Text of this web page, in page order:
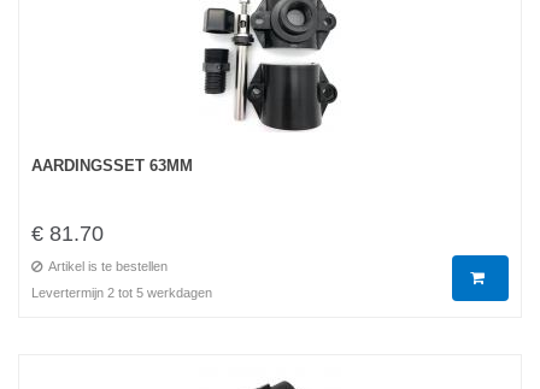
AARDINGSSET 63MM
€ 81.70
Artikel is te bestellen
Levertermijn 2 tot 5 werkdagen